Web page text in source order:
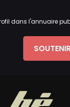
dans l'annuaire